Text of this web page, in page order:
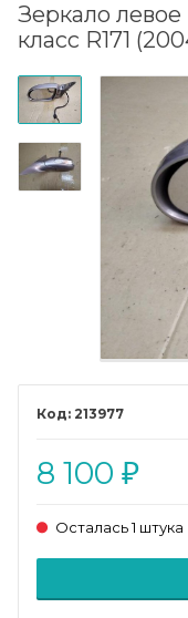
Зеркало
класс R171
213977
8 100 ₽
Осталась 1 штука